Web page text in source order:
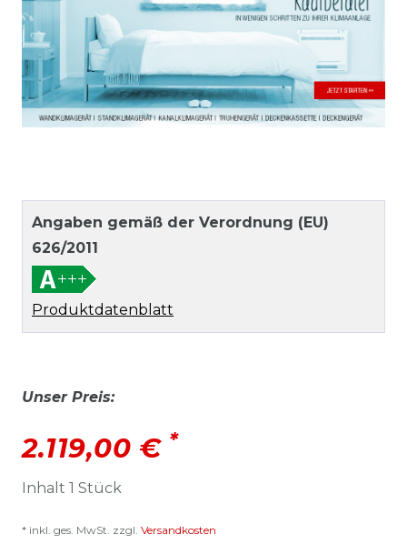
Angaben gemäß der Verordnung (EU)
626/2011
Produktdatenblatt
Unser Preis:
2.119,00 € *
Inhalt 1 Stück
* inkl. ges. MwSt. zzgl. Versandkosten